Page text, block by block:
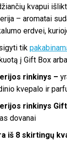
kvapui
– aromatai
erdvei,
tik
į Gift Box
rinkinys –
kvepalo ir
rinkinys
dovanai
iš 8 skirtingų